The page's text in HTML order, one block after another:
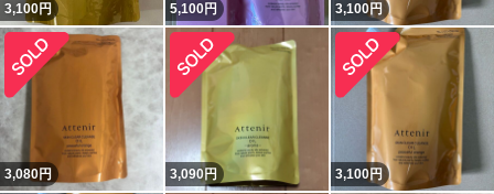
3,100円 5,100円 3,100円
3,080円 3,090円 3,100円